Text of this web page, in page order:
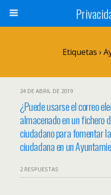
Etiquetas ›
24 DE ABRIL DE 2019
¿Puede usarse el correo
almacenado en un fichero
ciudadano para fomentar
ciudadana en un
2 RESPUESTAS